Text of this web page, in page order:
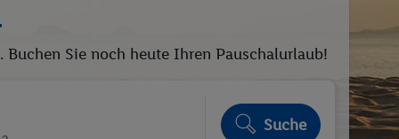
Sie noch heute Ihren Pauschalurlaub!
Suche